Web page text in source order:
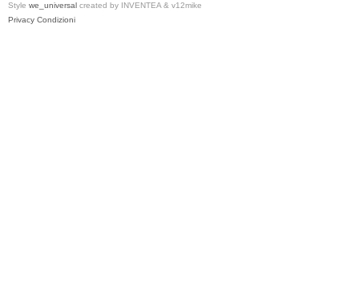
Style we_universal created by INVENTEA & v12mike
Privacy Condizioni